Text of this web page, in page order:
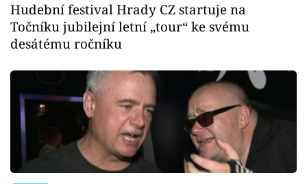
Hudební festival Hrady CZ startuje na
Točníku jubilejní letní „tour“ ke svému
desátému ročníku